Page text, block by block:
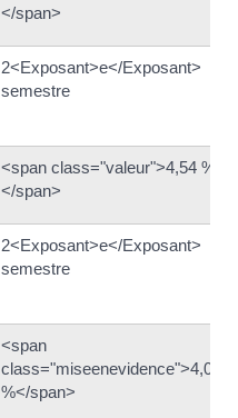
</span>
2<Exposant>e</Exposant>
semestre
<span class="valeur">4,54 %
</span>
2<Exposant>e</Exposant>
semestre
<span
class="miseenevidence">4,06
%</span>